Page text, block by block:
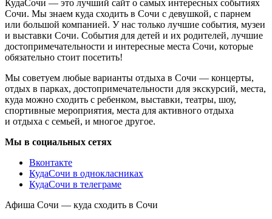
КудаСочи — это лучший сайт о самых интересных событиях
Сочи. Мы знаем куда сходить в Сочи с девушкой, с парнем
или большой компанией. У нас только лучшие события, музеи
и выставки Сочи. События для детей и их родителей, лучшие
достопримечательности и интересные места Сочи, которые
обязательно стоит посетить!
Мы советуем любые варианты отдыха в Сочи — концерты,
отдых в парках, достопримечательности для экскурсий, места,
куда можно сходить с ребенком, выставки, театры, шоу,
спортивные мероприятия, места для активного отдыха
и отдыха с семьей, и многое другое.
Мы в социальных сетях
Вконтакте
КудаСочи в однокласниках
КудаСочи в телеграме
Афиша Сочи — куда сходить в Сочи